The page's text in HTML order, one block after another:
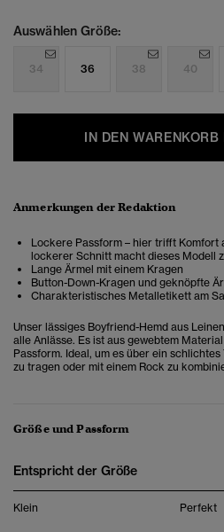
Auswählen Größe:
34 36 38 40
IN DEN WARENKORB
Anmerkungen der Redaktion
Lockere Passform – hier trifft Komfort
lockerer Schnitt macht dieses Modell
Lange Ärmel mit einem Kragen
Button-Down-Kragen und geknöpfte
Charakteristisches Metalletikett am
Unser lässiges Boyfriend-Hemd aus
alle Anlässe. Es ist aus gewebtem
Passform. Ideal, um es über ein
zu tragen oder mit einem Rock zu
Größe und Passform
Entspricht der Größe
Klein Perfekt